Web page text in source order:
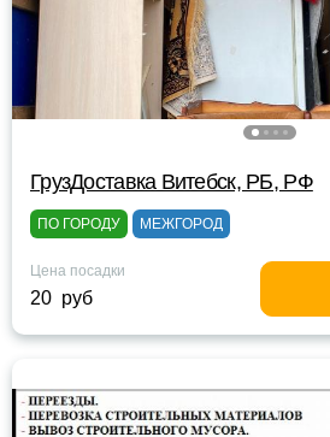
ГрузДоставка Витебск, РБ, РФ
ПО ГОРОДУ МЕЖГОРОД
Цена посадки
20 руб